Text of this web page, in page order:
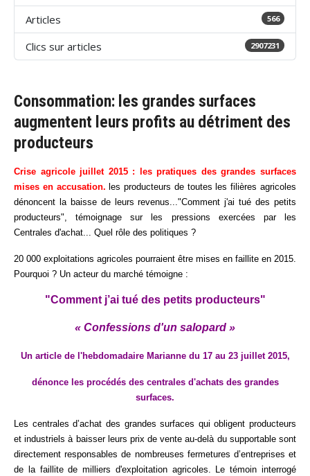
Articles 566
Clics sur articles 2907231
Consommation: les grandes surfaces
augmentent leurs profits au détriment des
producteurs
Crise agricole juillet 2015 : les pratiques des grandes surfaces
mises en accusation. les producteurs de toutes les filières agricoles
dénoncent la baisse de leurs revenus..."Comment j'ai tué des petits
producteurs", témoignage sur les pressions exercées par les
Centrales d'achat... Quel rôle des politiques ?
20 000 exploitations agricoles pourraient être mises en faillite en 2015.
Pourquoi ? Un acteur du marché témoigne :
"Comment j’ai tué des petits producteurs"
« Confessions d'un salopard »
Un article de l'hebdomadaire Marianne du 17 au 23 juillet 2015,
dénonce les procédés des centrales d'achats des grandes
surfaces.
Les centrales d’achat des grandes surfaces qui obligent producteurs
et industriels à baisser leurs prix de vente au-delà du supportable sont
directement responsables de nombreuses fermetures d’entreprises et
de la faillite de milliers d'exploitation agricoles. Le témoin interrogé